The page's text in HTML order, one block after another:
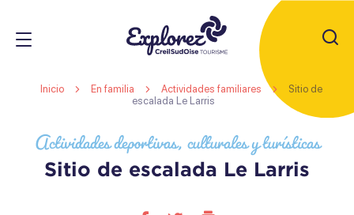
de
de
Creil
Inicio En familia Actividades familiares
Sitio de
escalada Le Larris
Actividades deportivas, culturales y turísticas
Sitio de escalada Le Larris